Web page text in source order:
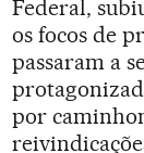
Federal,
os focos de
passaram a
por